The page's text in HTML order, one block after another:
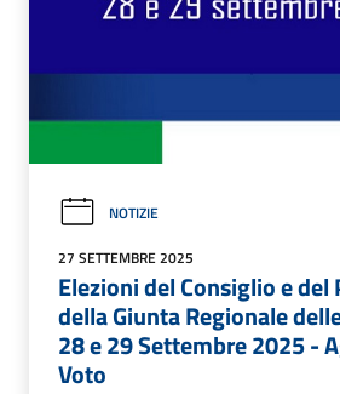
NOTIZIE
27 SETTEMBRE 2025
Elezioni del Consiglio e del
della Giunta Regionale
28 e 29 Settembre 2025 -
Voto